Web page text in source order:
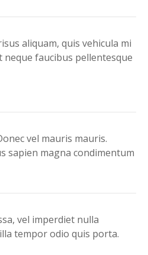
aliquam, quis vehicula mi
neque faucibus pellentesque
vel mauris mauris.
sapien magna condimentum
vel imperdiet nulla
tempor odio quis porta.